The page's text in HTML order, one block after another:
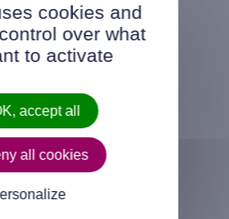
cookies and
over what
to activate
accept all
all cookies